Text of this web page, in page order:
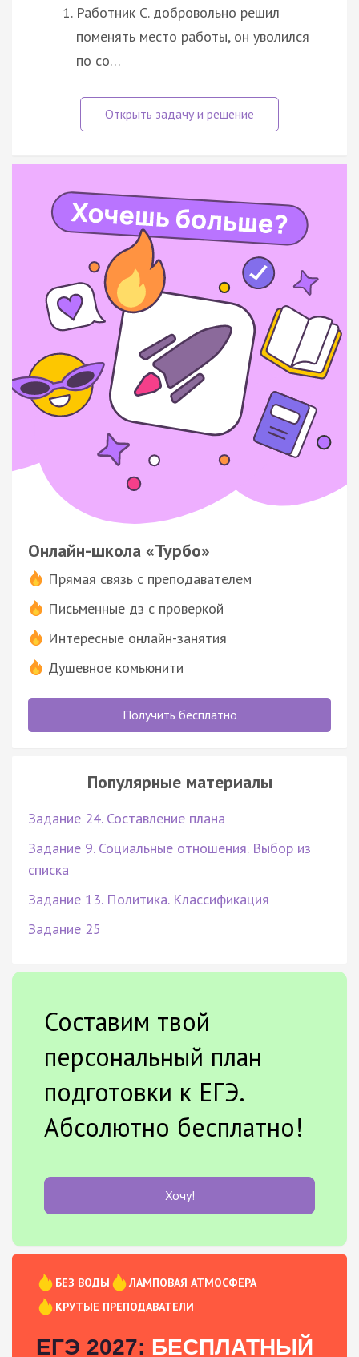
Работник С. добровольно решил
поменять место работы, он уволился
по со…
Онлайн-школа «Турбо»
Прямая связь с преподавателем
Письменные дз с проверкой
Интересные онлайн-занятия
Душевное комьюнити
Получить бесплатно
Популярные материалы
Задание 24. Составление плана
Задание 9. Социальные отношения. Выбор из
списка
Задание 13. Политика. Классификация
Задание 25
Составим твой
персональный план
подготовки к ЕГЭ.
Абсолютно бесплатно!
Хочу!
БЕЗ ВОДЫ
ЛАМПОВАЯ АТМОСФЕРА
КРУТЫЕ ПРЕПОДАВАТЕЛИ
ЕГЭ 2027: БЕСПЛАТНЫЙ